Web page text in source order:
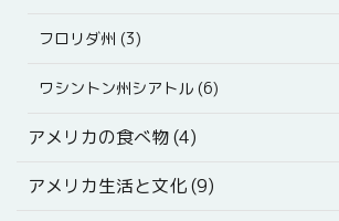
フロリダ州 (3)
ワシントン州シアトル (6)
アメリカの食べ物 (4)
アメリカ生活と文化 (9)